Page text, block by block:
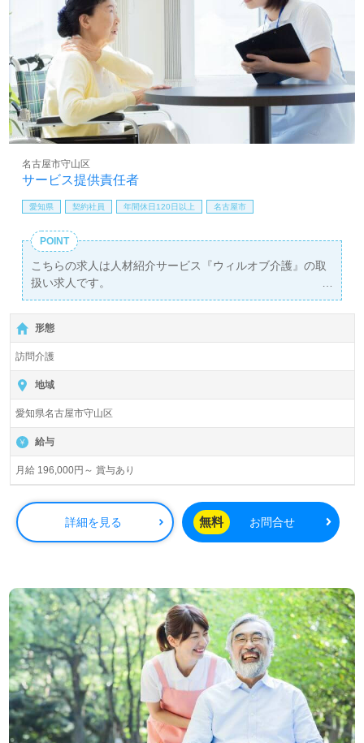
サービス提供責任者
名古屋市守山区
愛知県 契約社員 年間休日120日以上 名古屋市
POINT
こちらの求人は人材紹介サービス『ウィルオブ介護』の取
扱い求人です。
詳細に関してお気軽にご相談ください♪
【無料】で皆さんの転職活動をサポートいたします。
形態
訪問介護
地域
愛知県名古屋市守山区
給与
月給 196,000円～ 賞与あり
詳細を見る 無料 お問合せ